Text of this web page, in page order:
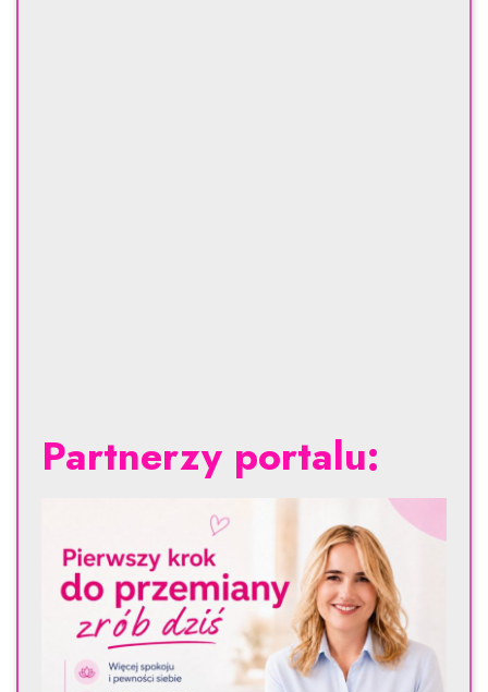
Partnerzy portalu: